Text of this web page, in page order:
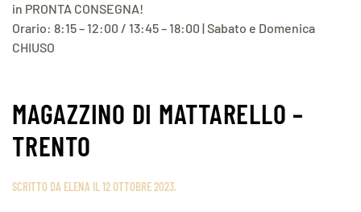
in PRONTA CONSEGNA!
Orario: 8:15 – 12:00 / 13:45 – 18:00 | Sabato e Domenica
CHIUSO
MAGAZZINO DI MATTARELLO –
TRENTO
SCRITTO DA ELENA IL12 OTTOBRE 2023.